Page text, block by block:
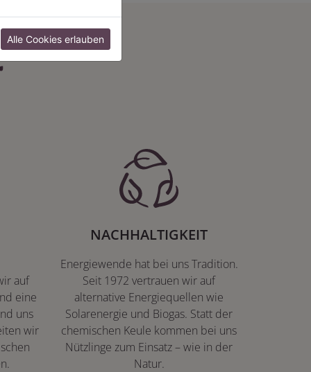
auf
eine
uns
wir
NACHHALTIGKEIT
Energiewende hat bei uns Tradition.
Seit 1972 vertrauen wir auf
alternative Energiequellen wie
Solarenergie und Biogas. Statt der
chemischen Keule kommen bei uns
Nützlinge zum Einsatz – wie in der
Natur.
Alle Cookies erlauben